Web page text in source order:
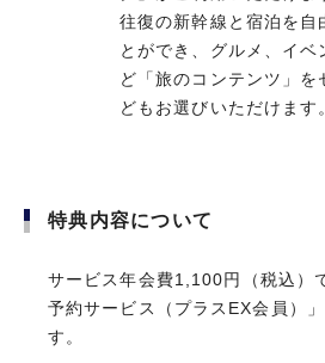
往復の新幹線と宿泊を自
とができ、グルメ、イベ
ど「旅のコンテンツ」を
どもお選びいただけます
特典内容について
サービス年会費1,100円（税込）
予約サービス（プラスEX会員）
す。